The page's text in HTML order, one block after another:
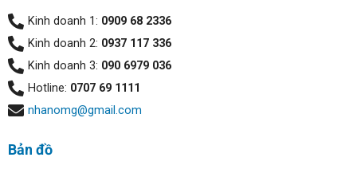
Kinh doanh 1: 0909 68 2336
Kinh doanh 2: 0937 117 336
Kinh doanh 3: 090 6979 036
Hotline: 0707 69 1111
nhanomg@gmail.com
Bản đồ